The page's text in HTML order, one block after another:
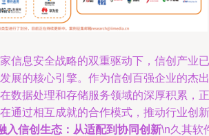
信息安全战略的双重驱动下，信创产业已
展的核心引擎。作为信创百强企业的杰出
数据处理和存储服务领域的深厚积累，正
通过相互成就的合作模式，推动行业创新
入信创生态：从适配到协同创新\n久其软